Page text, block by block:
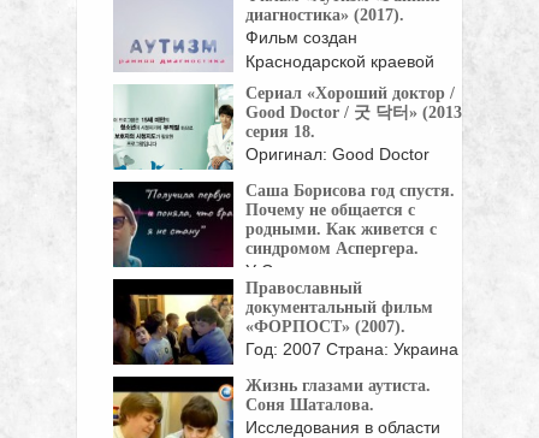
диагностика» (2017).
Фильм создан
Краснодарской краевой
общественной
организацией
Просветительный ...
Сериал «Хороший доктор /
Good Doctor / 굿 닥터» (2013),
серия 18.
Оригинал: Good Doctor
Страна: Корея Южная Год:
...
Саша Борисова год спустя.
Почему не общается с
родными. Как живется с
синдромом Аспергера.
У Саши есть медицинское
образование, но она ...
Православный
документальный фильм
«ФОРПОСТ» (2007).
Год: 2007 Страна: Украина
Михаил Шадрин «Форпост»
— ...
Жизнь глазами аутиста.
Соня Шаталова.
Исследования в области